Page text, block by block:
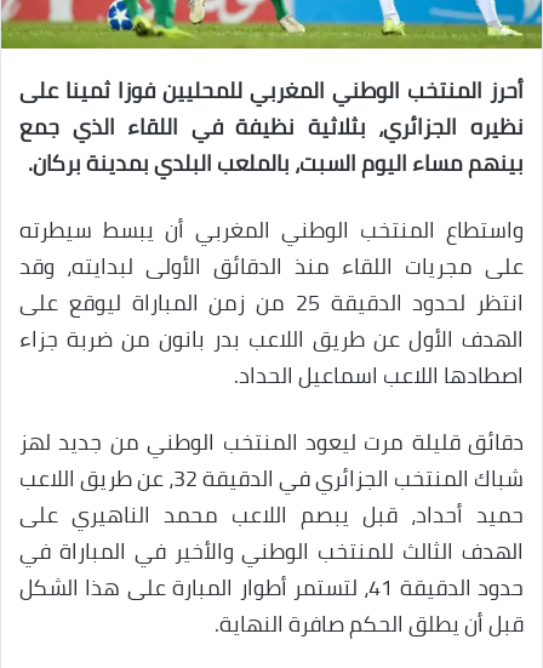
أحرز المنتخب الوطني المغربي للمحليين فوزا ثمينا على
نظيره الجزائري، بثلاثية نظيفة في اللقاء الذي جمع
بينهم مساء اليوم السبت، بالملعب البلدي بمدينة بركان.
واستطاع المنتخب الوطني المغربي أن يبسط سيطرته
على مجريات اللقاء منذ الدقائق الأولى لبدايته، وقد
انتظر لحدود الدقيقة 25 من زمن المباراة ليوقع على
الهدف الأول عن طريق اللاعب بدر بانون من ضربة جزاء
اصطادها اللاعب اسماعيل الحداد.
دقائق قليلة مرت ليعود المنتخب الوطني من جديد لهز
شباك المنتخب الجزائري في الدقيقة 32، عن طريق اللاعب
حميد أحداد، قبل يبصم اللاعب محمد الناهيري على
الهدف الثالث للمنتخب الوطني والأخير في المباراة في
حدود الدقيقة 41، لتستمر أطوار المبارة على هذا الشكل
قبل أن يطلق الحكم صافرة النهاية.